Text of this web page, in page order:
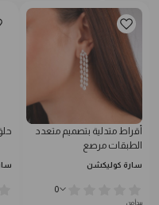
أقراط متدلية بتصميم متعدد
الطبقات مرصع
سارة كوليكشن
0
يبدأ من